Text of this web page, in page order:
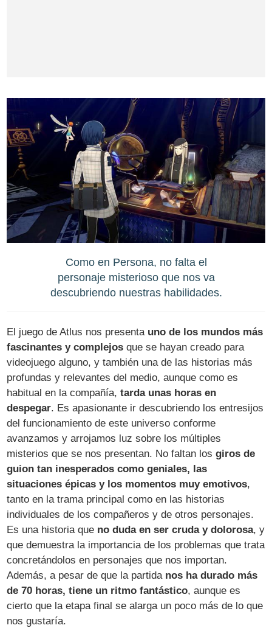
Como en Persona, no falta el
personaje misterioso que nos va
descubriendo nuestras habilidades.
El juego de Atlus nos presenta uno de los mundos más
fascinantes y complejos que se hayan creado para
videojuego alguno, y también una de las historias más
profundas y relevantes del medio, aunque como es
habitual en la compañía,tarda unas horas en
despegar. Es apasionante ir descubriendo los entresijos
del funcionamiento de este universo conforme
avanzamos y arrojamos luz sobre los múltiples
misterios que se nos presentan. No faltan losgiros de
guion tan inesperados como geniales, las
situaciones épicas y los momentos muy emotivos,
tanto en la trama principal como en las historias
individuales de los compañeros y de otros personajes.
Es una historia que no duda en ser cruda y dolorosa, y
que demuestra la importancia de los problemas que trata
concretándolos en personajes que nos importan.
Además, a pesar de que la partida nos ha durado más
de 70 horas, tiene un ritmo fantástico, aunque es
cierto que la etapa final se alarga un poco más de lo que
nos gustaría.